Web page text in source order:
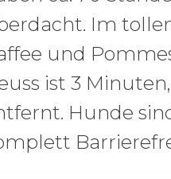
Im
und
ist 3
Hunde